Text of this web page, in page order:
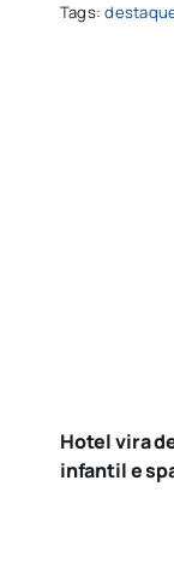
Tags:
Hotel vira
infantil e